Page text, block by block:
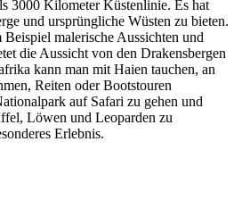
3000 Kilometer Küstenlinie. Es hat
und ursprüngliche Wüsten zu bieten.
malerische Aussichten und
die Aussicht von den Drakensbergen
kann man mit Haien tauchen, an
Reiten oder Bootstouren
auf Safari zu gehen und
Löwen und Leoparden zu
Erlebnis.